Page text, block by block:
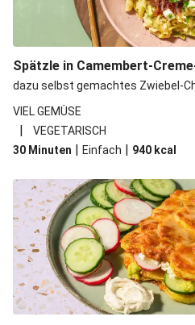
Spätzle in Camembert-
dazu selbst gemachtes Zwiebel-
VIEL GEMÜSE
|
VEGETARISCH
30 Minuten | Einfach | 940 kcal